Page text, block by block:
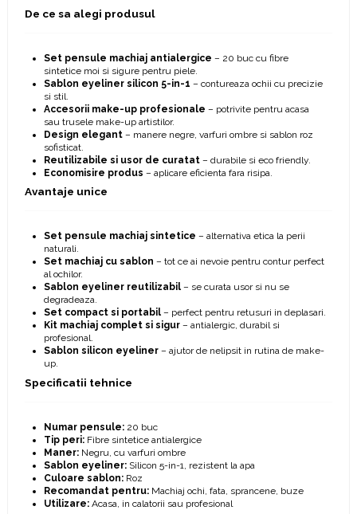
De ce sa alegi produsul
Set pensule machiaj antialergice – 20 buc cu fibre
sintetice moi si sigure pentru piele.
Sablon eyeliner silicon 5-in-1 – contureaza ochii cu precizie
si stil.
Accesorii make-up profesionale – potrivite pentru acasa
sau trusele make-up artistilor.
Design elegant – manere negre, varfuri ombre si sablon roz
sofisticat.
Reutilizabile si usor de curatat – durabile si eco friendly.
Economisire produs – aplicare eficienta fara risipa.
Avantaje unice
Set pensule machiaj sintetice – alternativa etica la perii
naturali.
Set machiaj cu sablon – tot ce ai nevoie pentru contur perfect
al ochilor.
Sablon eyeliner reutilizabil – se curata usor si nu se
degradeaza.
Set compact si portabil – perfect pentru retusuri in deplasari.
Kit machiaj complet si sigur – antialergic, durabil si
profesional.
Sablon silicon eyeliner – ajutor de nelipsit in rutina de make-
up.
Specificatii tehnice
Numar pensule: 20 buc
Tip peri: Fibre sintetice antialergice
Maner: Negru, cu varfuri ombre
Sablon eyeliner: Silicon 5-in-1, rezistent la apa
Culoare sablon: Roz
Recomandat pentru: Machiaj ochi, fata, sprancene, buze
Utilizare: Acasa, in calatorii sau profesional